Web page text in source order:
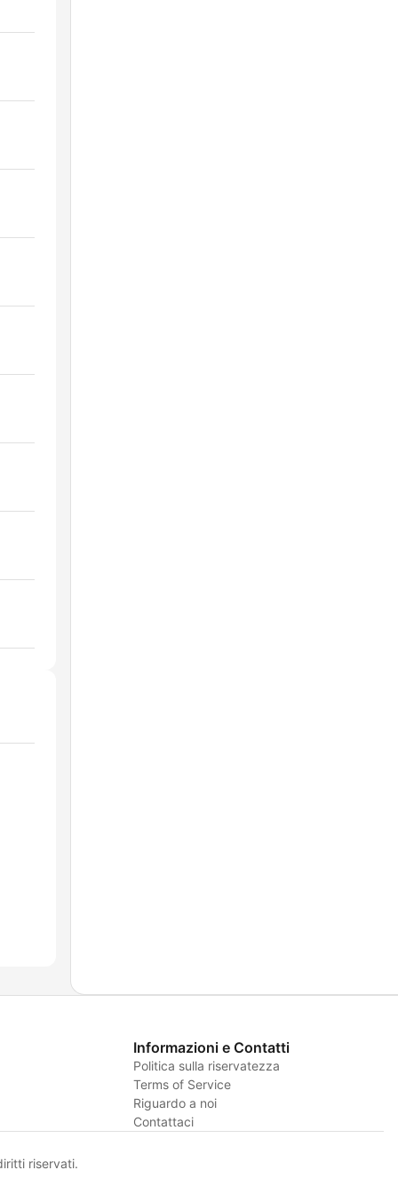
Informazioni e Contatti
Politica sulla riservatezza
Terms of Service
Riguardo a noi
Contattaci
riservati.